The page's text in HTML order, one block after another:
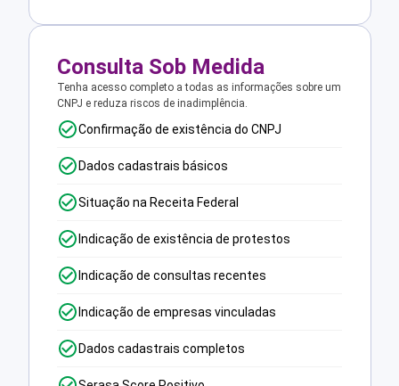
Consulta Sob Medida
Tenha acesso completo a todas as informações sobre um
CNPJ e reduza riscos de inadimplência.
Confirmação de existência do CNPJ
Dados cadastrais básicos
Situação na Receita Federal
Indicação de existência de protestos
Indicação de consultas recentes
Indicação de empresas vinculadas
Dados cadastrais completos